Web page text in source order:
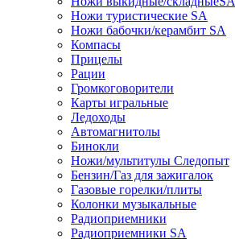
Ножи туристические SA
Ножи бабочки/керамбит SA
Компасы
Прицелы
Рации
Громкоговорители
Карты игральные
Ледоходы
Автомагнитолы
Бинокли
Ножи/мультитулы Следопыт
Бензин/Газ для зажигалок
Газовые горелки/плиты
Колонки музыкальные
Радиоприемники
Радиоприемники SA